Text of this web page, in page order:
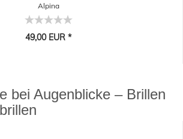
Alpina
49,00 EUR *
bei Augenblicke – Brillen